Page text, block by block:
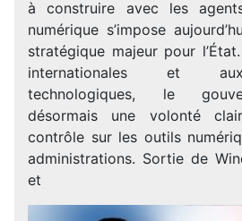
à construire avec les
numérique s’impose
stratégique majeur pour
internationales et
technologiques, le
désormais une volonté
contrôle sur les outils
administrations. Sortie de
et